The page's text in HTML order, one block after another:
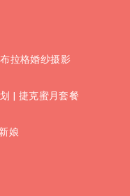
布拉格婚纱摄影
| 捷克蜜月套餐
娘